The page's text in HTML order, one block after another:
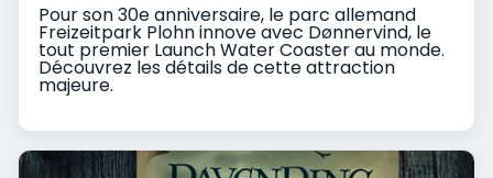
Pour son 30e anniversaire, le parc allemand
Freizeitpark Plohn innove avec Dønnervind, le
tout premier Launch Water Coaster au monde.
Découvrez les détails de cette attraction
majeure.